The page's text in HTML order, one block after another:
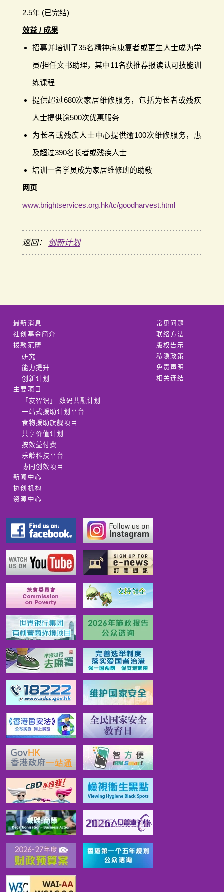
2.5年 (已完结)
效益 / 成果
招募并培训了35名精神病康复者或更生人士成为学
员/担任文书助理，其中11名获推荐报读认可技能训
练课程
提供超过680次家居维修服务，包括为长者或残疾
人士提供逾500次优惠服务
为长者或残疾人士中心提供逾100次维修服务，惠
及超过390名长者或残疾人士
培训一名学员成为家居维修班的助敎
网页
www.brightservices.org.hk/tc/goodharvest.html
返回： 创新计划
最新消息
社创基金简介
拨款范畴
研究
能力提升
创新计划
主要项目
「友智识」 数码共融计划
一站式援助计划平台
食物援助旗舰项目
共享价值计划
按效益付费
乐龄科技平台
协同创效项目
新闻中心
协创机构
资源中心
常见问题
联络方法
版权告示
私隐政策
免责声明
相关连结